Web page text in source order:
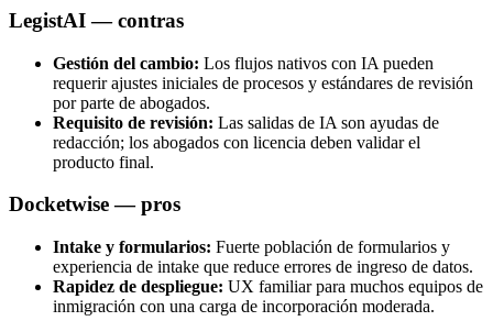
LegistAI — contras
Gestión del cambio: Los flujos nativos con IA pueden
requerir ajustes iniciales de procesos y estándares de revisión
por parte de abogados.
Requisito de revisión: Las salidas de IA son ayudas de
redacción; los abogados con licencia deben validar el
producto final.
Docketwise — pros
Intake y formularios: Fuerte población de formularios y
experiencia de intake que reduce errores de ingreso de datos.
Rapidez de despliegue: UX familiar para muchos equipos de
inmigración con una carga de incorporación moderada.